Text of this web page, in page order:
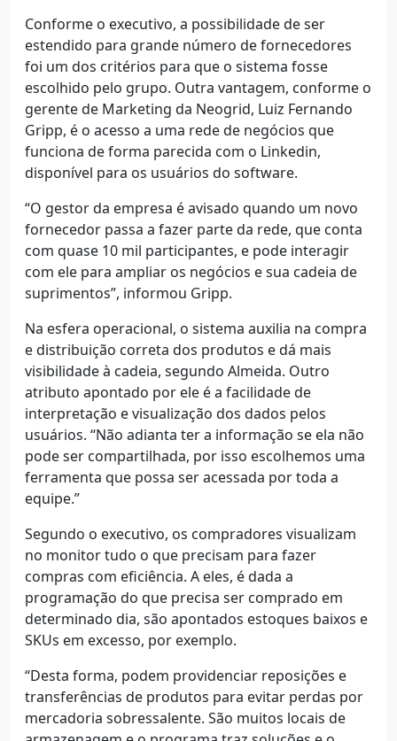
Conforme o executivo, a possibilidade de ser
estendido para grande número de fornecedores
foi um dos critérios para que o sistema fosse
escolhido pelo grupo. Outra vantagem, conforme o
gerente de Marketing da Neogrid, Luiz Fernando
Gripp, é o acesso a uma rede de negócios que
funciona de forma parecida com o Linkedin,
disponível para os usuários do software.
“O gestor da empresa é avisado quando um novo
fornecedor passa a fazer parte da rede, que conta
com quase 10 mil participantes, e pode interagir
com ele para ampliar os negócios e sua cadeia de
suprimentos”, informou Gripp.
Na esfera operacional, o sistema auxilia na compra
e distribuição correta dos produtos e dá mais
visibilidade à cadeia, segundo Almeida. Outro
atributo apontado por ele é a facilidade de
interpretação e visualização dos dados pelos
usuários. “Não adianta ter a informação se ela não
pode ser compartilhada, por isso escolhemos uma
ferramenta que possa ser acessada por toda a
equipe.”
Segundo o executivo, os compradores visualizam
no monitor tudo o que precisam para fazer
compras com eficiência. A eles, é dada a
programação do que precisa ser comprado em
determinado dia, são apontados estoques baixos e
SKUs em excesso, por exemplo.
“Desta forma, podem providenciar reposições e
transferências de produtos para evitar perdas por
mercadoria sobressalente. São muitos locais de